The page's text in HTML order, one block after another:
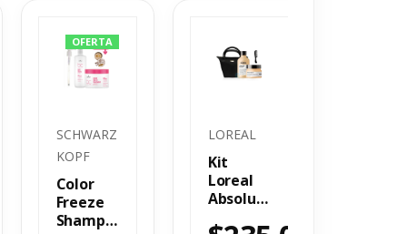
OFERTA
SCHWARZ
KOPF
Color
Freeze
Shampo
LOREAL
Kit
Loreal
Absolut